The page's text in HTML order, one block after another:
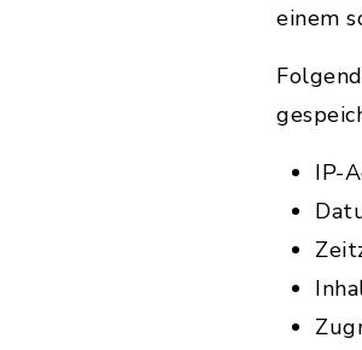
einem
IP-